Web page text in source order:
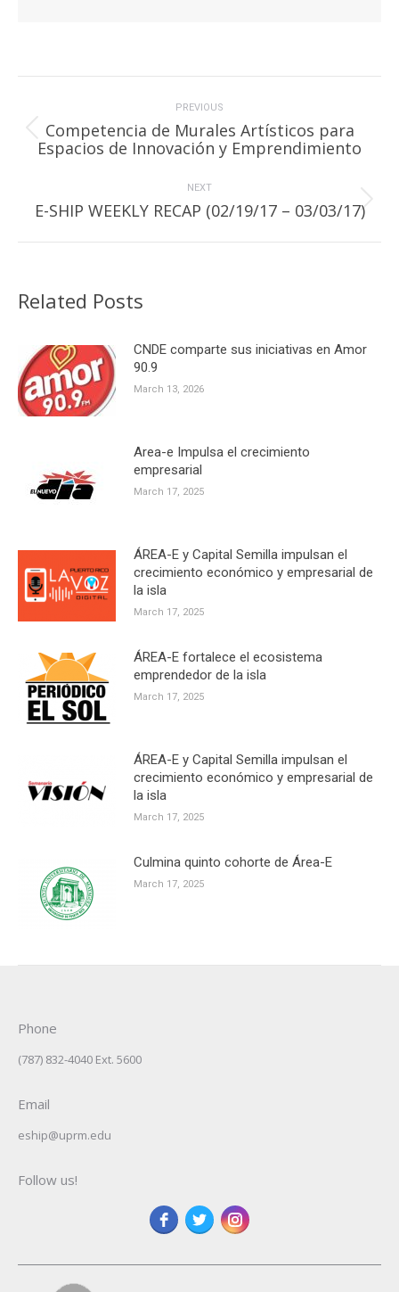
PREVIOUS
Previous
post:
Competencia de Murales Artísticos para
Espacios de Innovación y Emprendimiento
NEXT
Next
post:
E-SHIP WEEKLY RECAP (02/19/17 – 03/03/17)
Related Posts
CNDE comparte sus iniciativas en Amor
90.9
March 13, 2026
Area-e Impulsa el crecimiento
empresarial
March 17, 2025
ÁREA-E y Capital Semilla impulsan el
crecimiento económico y empresarial de
la isla
March 17, 2025
ÁREA-E fortalece el ecosistema
emprendedor de la isla
March 17, 2025
ÁREA-E y Capital Semilla impulsan el
crecimiento económico y empresarial de
la isla
March 17, 2025
Culmina quinto cohorte de Área-E
March 17, 2025
Phone
(787) 832-4040 Ext. 5600
Email
eship@uprm.edu
Follow us!